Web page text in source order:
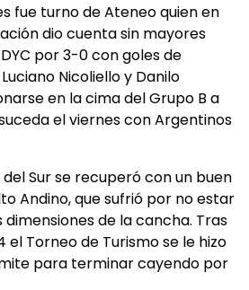
fue turno de Ateneo quien en
dio cuenta sin mayores
por 3-0 con goles de
Nicoliello y Danilo
en la cima del Grupo B a
el viernes con Argentinos
Sur se recuperó con un buen
Andino, que sufrió por no estar
de la cancha. Tras
el Torneo de Turismo se le hizo
para terminar cayendo por